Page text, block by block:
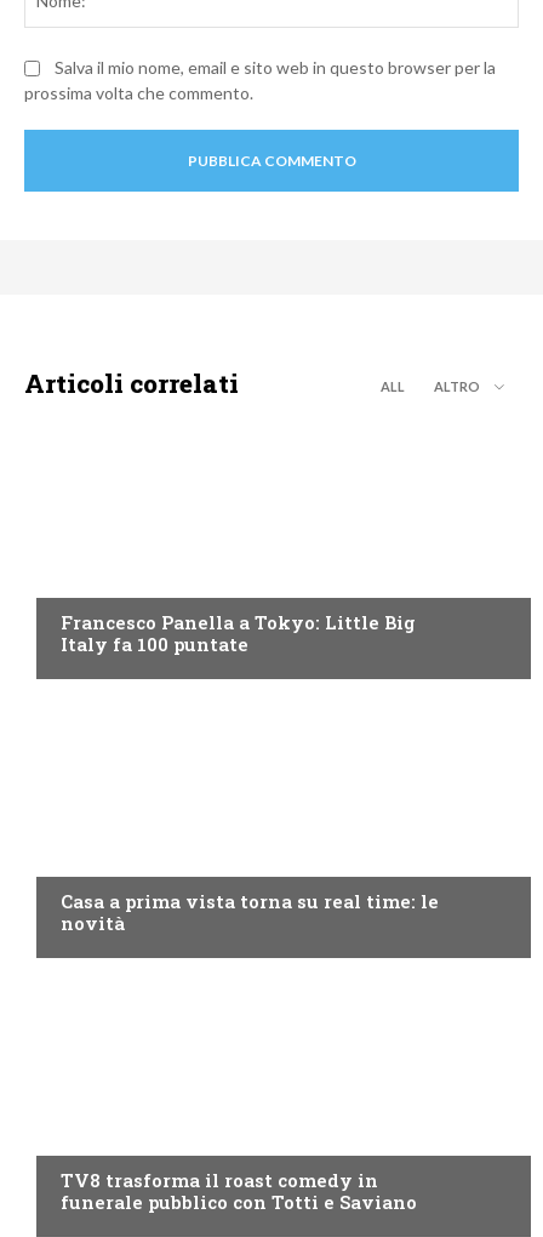
Salva il mio nome, email e sito web in questo browser per la
prossima volta che commento.
Articoli correlati ALL ALTRO
Francesco Panella a Tokyo: Little Big
Italy fa 100 puntate
Casa a prima vista torna su real time: le
novità
TV8 trasforma il roast comedy in
funerale pubblico con Totti e Saviano